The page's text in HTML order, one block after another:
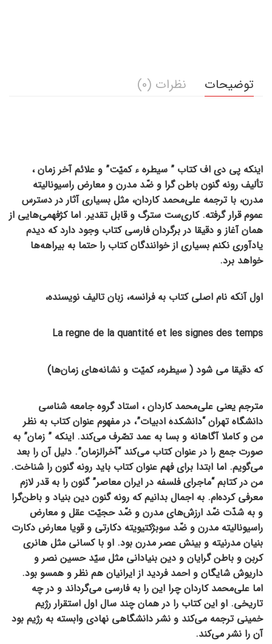
توضیحات نظرات (0)
اینکه پی دی اف کتاب ” سیطره ء کمیّت” و علائم آخر زمان ،
تألیف رونه گنون باطن گرا و ضّد مدرن و معارض راسیونالیتۀ
مدرن، با ترجمۀ علی‌محمد کاردان، مثل بسیاری آثار در دسترس
عموم قرار گرفته. کاری‌ست سترگ و قابل تقدیر. اما کژفهمی‌هایی از
همان آغاز و دقیقا در برگردان فارسی کتاب وجود دارد که دیدم
یادآوری نکنم بسیاری از خوانندگان کتاب را حتما به بیراهه‌ها
خواهد برد.
اول آنکه نام اصلی کتاب به فرانسه، زبان تالیف نویسنده،
La regne de la quantité et les signes des temps
که دقیقا می شود ( سیطرهء کمیّت و نشانه‌های زمان‌ها)
مترجم یعنی علی‌محمد کاردان ، استاد گروه جامعه شناسی
دانشگاه تهران “دانشکدۀ ادبیات”، در مفهوم عنوان کتاب به نظر
من و کاملا آگاهانه و بسا به عمد تصّرف می‌کند. اینکه ” زمان” به
صورت جمع را در عنوان کتاب می‌کند “آخرالزمان”. دلیل آن را بعد
می‌گویم. اما ابتدا برای فهم عنوان کتاب باید رونه گنون را شناخت.
من در کتابم “ماجرای فلسفه در ایران معاصر” گنون را به قدر لازم
معرفی کرده‌ام. به اجمال بدانیم که رونه گنون دین بنیاد و باطن‌گرا
و به شدّت ضّد ارزش‌های مدرن و ضّد حجیّت عقل و معارض
راسیونالیته مدرن و ضّد سوبژکتیویتۀ دکارتی و قویا معارض دکارت
بنیان مدرنیته و بینش عصر مدرن بود. او با کسانی مثل هانری
کربن و باطن گرایان و دین بنیادانی مثل سیّد حسین نصر و
داریوش شایگان و احمد فردید از ایرانیان هم نظر و همسو بود.
اما علی‌محمد کاردان چرا این را به فارسی می‌گرداند و در چه
تاریخی. او این کتاب را در همان چند سال اول استقرار رژیم
خمینی ترجمه می‌کند و نشر دانشگاهی نهادی وابسته به رژیم بود
آن را نشر می‌کند.